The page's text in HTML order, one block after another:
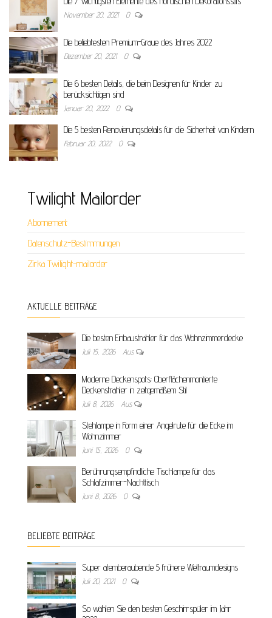
November 20, 2021 0
Die beliebtesten Premium-Graue des Jahres 2022
Dezember 20, 2021 0
Die 6 besten Details, die beim Designen für Kinder zu
berücksichtigen sind
Januar 20, 2022 0
Die 5 besten Renovierungsdetails für die Sicherheit von Kindern
Februar 20, 2022 0
Twilight Mailorder
Abonnement
Datenschutz-Bestimmungen
Zirka Twilight-mailorder
AKTUELLE BEITRÄGE
Die besten Einbaustrahler für das Wohnzimmerdecke
Juli 15, 2026 Aus
Moderne Deckenspots: Oberflächenmontierte
Deckenstrahler in zeitgemäßem Stil
Juli 8, 2026 Aus
Stehlampe in Form einer Angelrute für die Ecke im
Wohnzimmer
Juni 15, 2026 0
Berührungsempfindliche Tischlampe für das
Schlafzimmer-Nachttisch
Juni 8, 2026 0
BELIEBTE BEITRÄGE
Super atemberaubende 5 frühere Weltraumdesigns
Juli 20, 2021 0
So wählen Sie den besten Geschirrspüler im Jahr